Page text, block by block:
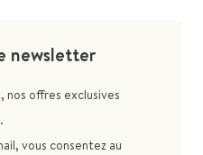
newsletter
offres exclusives
vous consentez au